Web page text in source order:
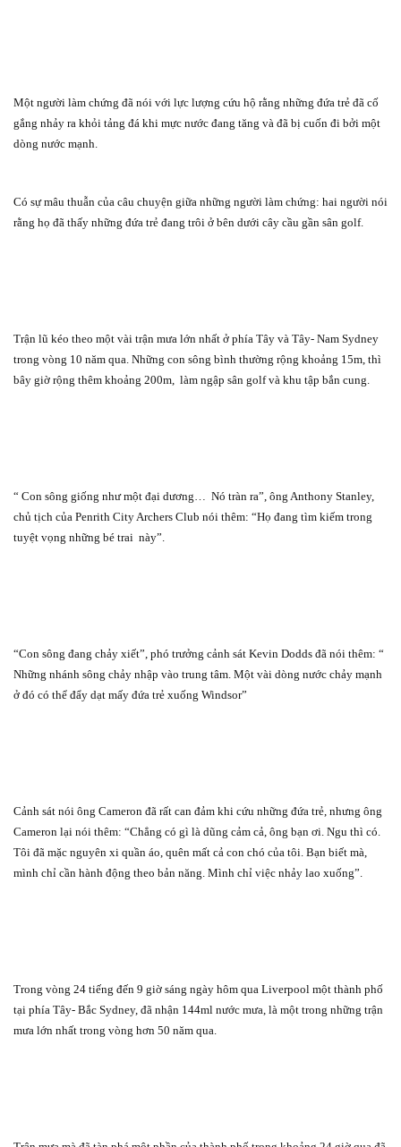
Một người làm chứng đã nói với lực lượng cứu hộ rằng những đứa trẻ đã cố
gắng nhảy ra khỏi tảng đá khi mực nước đang tăng và đã bị cuốn đi bởi một
dòng nước mạnh.
Có sự mâu thuẫn của câu chuyện giữa những người làm chứng: hai người nói
rằng họ đã thấy những đứa trẻ đang trôi ở bên dưới cây cầu gần sân golf.
Trận lũ kéo theo một vài trận mưa lớn nhất ở phía Tây và Tây- Nam Sydney
trong vòng 10 năm qua. Những con sông bình thường rộng khoảng 15m, thì
bây giờ rộng thêm khoảng 200m, làm ngập sân golf và khu tập bắn cung.
“ Con sông giống như một đại dương… Nó tràn ra”, ông Anthony Stanley,
chủ tịch của Penrith City Archers Club nói thêm: “Họ đang tìm kiếm trong
tuyệt vọng những bé trai này”.
“Con sông đang chảy xiết”, phó trưởng cảnh sát Kevin Dodds đã nói thêm: “
Những nhánh sông chảy nhập vào trung tâm. Một vài dòng nước chảy mạnh
ở đó có thể đẩy dạt mấy đứa trẻ xuống Windsor”
Cảnh sát nói ông Cameron đã rất can đảm khi cứu những đứa trẻ, nhưng ông
Cameron lại nói thêm: “Chẳng có gì là dũng cảm cả, ông bạn ơi. Ngu thì có.
Tôi đã mặc nguyên xi quần áo, quên mất cả con chó của tôi. Bạn biết mà,
mình chỉ cần hành động theo bản năng. Mình chỉ việc nhảy lao xuống”.
Trong vòng 24 tiếng đến 9 giờ sáng ngày hôm qua Liverpool một thành phố
tại phía Tây- Bắc Sydney, đã nhận 144ml nước mưa, là một trong những trận
mưa lớn nhất trong vòng hơn 50 năm qua.